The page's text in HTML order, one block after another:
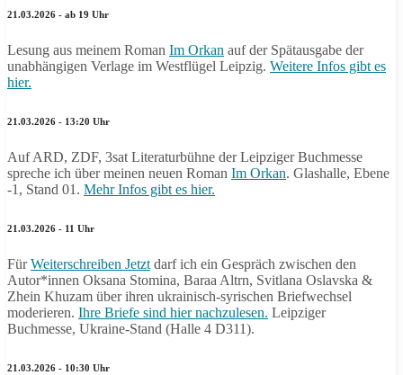
21.03.2026 - ab 19 Uhr
Lesung aus meinem Roman Im Orkan auf der Spätausgabe der
unabhängigen Verlage im Westflügel Leipzig. Weitere Infos gibt es
hier.
21.03.2026 - 13:20 Uhr
Auf ARD, ZDF, 3sat Literaturbühne der Leipziger Buchmesse
spreche ich über meinen neuen Roman Im Orkan. Glashalle, Ebene
-1, Stand 01. Mehr Infos gibt es hier.
21.03.2026 - 11 Uhr
FürWeiterschreiben Jetzt darf ich ein Gespräch zwischen den
Autor*innen Oksana Stomina, Baraa Altrn, Svitlana Oslavska &
Zhein Khuzam über ihren ukrainisch-syrischen Briefwechsel
moderieren. Ihre Briefe sind hier nachzulesen. Leipziger
Buchmesse, Ukraine-Stand (Halle 4 D311).
21.03.2026 - 10:30 Uhr